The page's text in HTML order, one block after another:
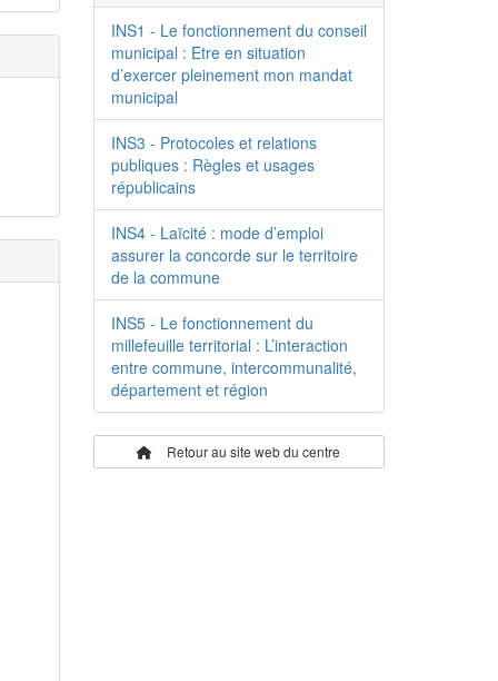
INS1 - Le fonctionnement du conseil
municipal : Etre en situation
d’exercer pleinement mon mandat
municipal
INS3 - Protocoles et relations
publiques : Règles et usages
républicains
INS4 - Laïcité : mode d’emploi
assurer la concorde sur le territoire
de la commune
INS5 - Le fonctionnement du
millefeuille territorial : L’interaction
entre commune, intercommunalité,
département et région
Retour au site web du centre